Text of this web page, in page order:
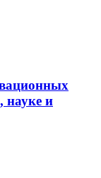
науке и